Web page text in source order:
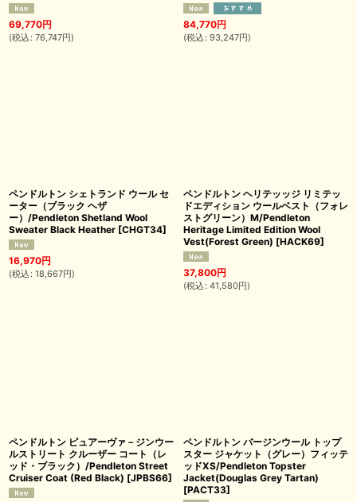
69,770円
(税込 : 76,747円)
84,770円
(税込 : 93,247円)
ペンドルトン シェトランド ウール セ
ーター（ブラック ヘザ
ー）/Pendleton Shetland Wool
Sweater Black Heather [CHGT34]
16,970円
(税込 : 18,667円)
ペンドルトン ヘリテッッジ リミテッ
ドエディション ウールベスト（フォレ
ストグリーン）M/Pendleton
Heritage Limited Edition Wool
Vest(Forest Green) [HACK69]
37,800円
(税込 : 41,580円)
ペンドルトン ピュアーヴァ－ジンウー
ルストリート クルーザー コート（レ
ッド・ブラック）/Pendleton Street
Cruiser Coat (Red Black) [JPBS66]
ペンドルトン バージンウール トップ
スター ジャケット（グレー）フィッテ
ッドXS/Pendleton Topster
Jacket(Douglas Grey Tartan)
[PACT33]